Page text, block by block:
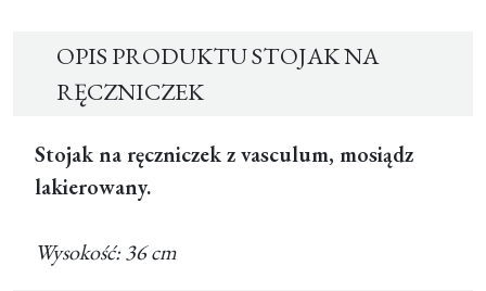
OPIS PRODUKTU STOJAK NA
RĘCZNICZEK
Stojak na ręczniczek z vasculum, mosiądz
lakierowany.
Wysokość: 36 cm